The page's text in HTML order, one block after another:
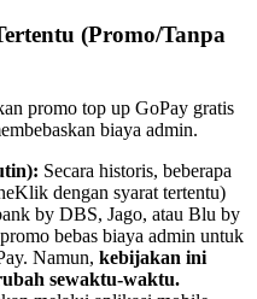
(Promo/Tanpa
promo top up GoPay gratis
biaya admin.
Secara historis, beberapa
dengan syarat tertentu)
by DBS, Jago, atau Blu by
bebas biaya admin untuk
Namun, kebijakan ini
sewaktu-waktu.